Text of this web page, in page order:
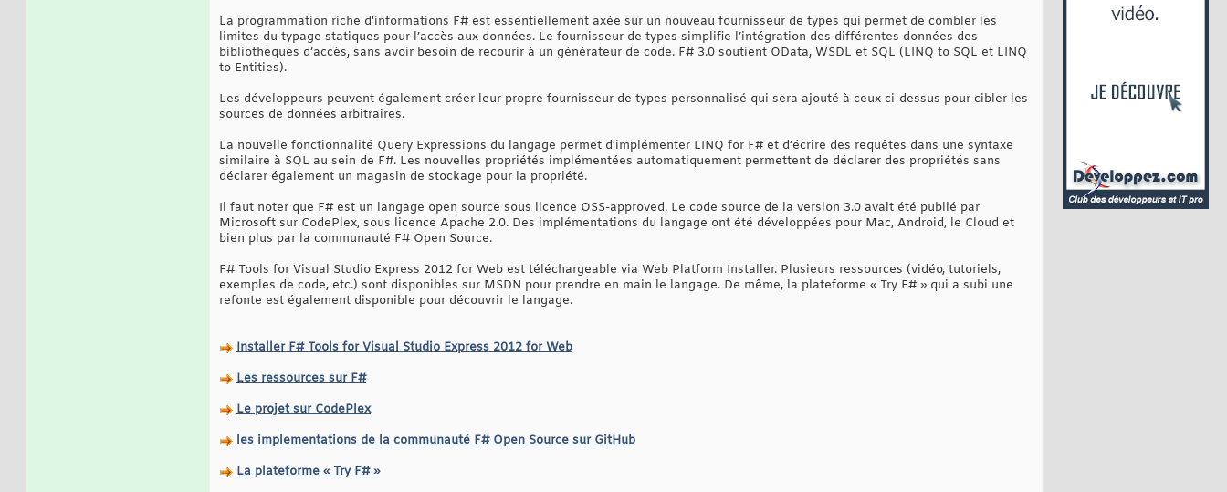
La programmation riche d'informations F# est essentiellement axée sur un nouveau fournisseur de types qui permet de combler les
limites du typage statiques pour l’accès aux données. Le fournisseur de types simplifie l’intégration des différentes données des
bibliothèques d’accès, sans avoir besoin de recourir à un générateur de code. F# 3.0 soutient OData, WSDL et SQL (LINQ to SQL et LINQ
to Entities).
Les développeurs peuvent également créer leur propre fournisseur de types personnalisé qui sera ajouté à ceux ci-dessus pour cibler les
sources de données arbitraires.
La nouvelle fonctionnalité Query Expressions du langage permet d’implémenter LINQ for F# et d’écrire des requêtes dans une syntaxe
similaire à SQL au sein de F#. Les nouvelles propriétés implémentées automatiquement permettent de déclarer des propriétés sans
déclarer également un magasin de stockage pour la propriété.
Il faut noter que F# est un langage open source sous licence OSS-approved. Le code source de la version 3.0 avait été publié par
Microsoft sur CodePlex, sous licence Apache 2.0. Des implémentations du langage ont été développées pour Mac, Android, le Cloud et
bien plus par la communauté F# Open Source.
F# Tools for Visual Studio Express 2012 for Web est téléchargeable via Web Platform Installer. Plusieurs ressources (vidéo, tutoriels,
exemples de code, etc.) sont disponibles sur MSDN pour prendre en main le langage. De même, la plateforme « Try F# » qui a subi une
refonte est également disponible pour découvrir le langage.
Installer F# Tools for Visual Studio Express 2012 for Web
Les ressources sur F#
Le projet sur CodePlex
les implementations de la communauté F# Open Source sur GitHub
La plateforme « Try F# »